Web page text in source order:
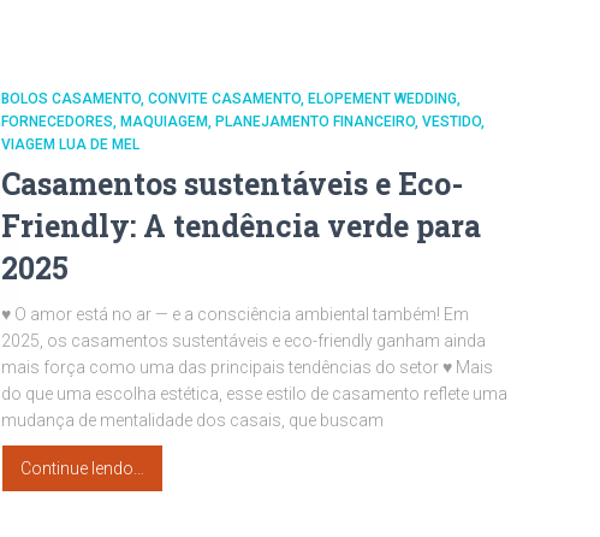
BOLOS CASAMENTO CONVITE CASAMENTO ELOPEMENT WEDDING
FORNECEDORES
MAQUIAGEM PLANEJAMENTO FINANCEIRO VESTIDO
VIAGEM LUA DE MEL
Casamentos sustentáveis e Eco-
Friendly: A tendência verde para
2025
♥ O amor está no ar — e a consciência ambiental também! Em
2025, os casamentos sustentáveis e eco-friendly ganham ainda
mais força como uma das principais tendências do setor ♥ Mais
do que uma escolha estética, esse estilo de casamento reflete uma
mudança de mentalidade dos casais, que buscam
Continue lendo…